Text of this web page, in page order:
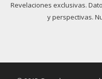
Revelaciones exclusivas.
y perspectivas.